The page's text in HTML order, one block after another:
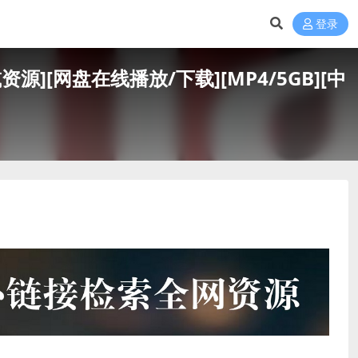
登录
源][网盘在线播放/下载][MP4/5GB][中